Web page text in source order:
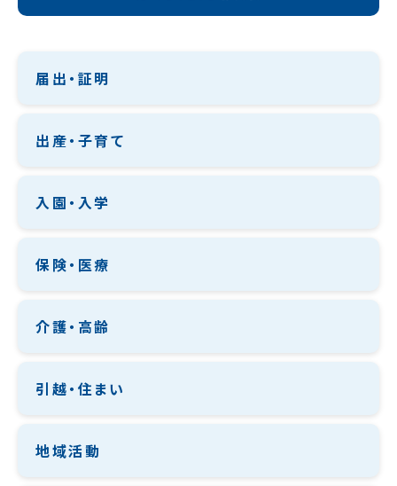
届出・証明
出産・子育て
入園・入学
保険・医療
介護・高齢
引越・住まい
地域活動